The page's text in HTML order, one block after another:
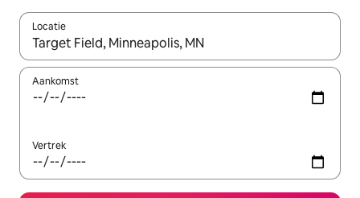
Locatie
Wanneer er resultaten beschikbaar zijn, maak je een keuze
Aankomst
Vertrek